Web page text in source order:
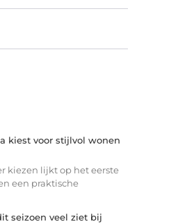
kiest voor stijlvol wonen
kiezen lijkt op het eerste
een praktische
seizoen veel ziet bij